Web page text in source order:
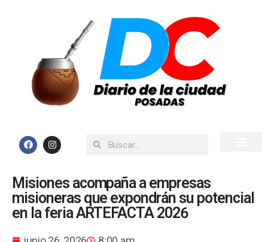
Misiones acompaña a empresas
misioneras que expondrán su potencial
en la feria ARTEFACTA 2026